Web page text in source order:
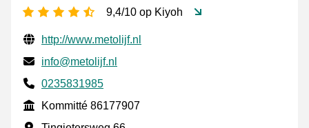
[_General:NumberOfStarsPluralFormat]
9,4/10 op Kiyoh
Verifierade kontaktuppgifter
Website URL
http://www.metolijf.nl
E-post
info@metolijf.nl
Phone number
0235831985
Kommitté
Kommitté 86177907